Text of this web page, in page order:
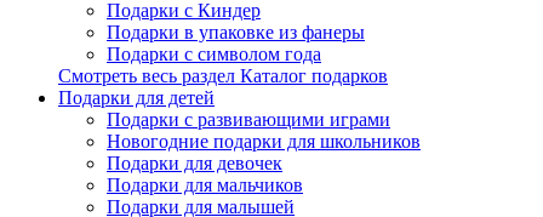
Подарки с Киндер
Подарки в упаковке из фанеры
Подарки с символом года
Смотреть весь раздел Каталог подарков
Подарки для детей
Подарки с развивающими играми
Новогодние подарки для школьников
Подарки для девочек
Подарки для мальчиков
Подарки для малышей